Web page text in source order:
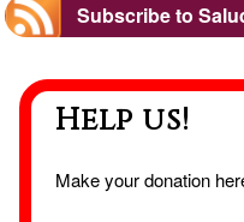
Subscribe to
Help us!
Make your donation